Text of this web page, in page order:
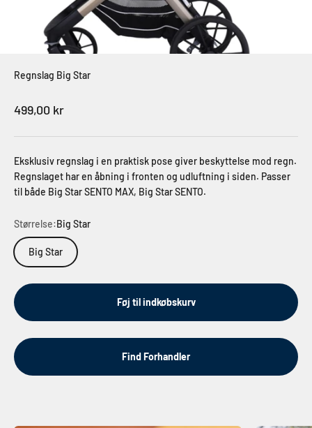
Regnslag Big Star
Salgspris
499,00 kr
Eksklusiv regnslag i en praktisk pose giver beskyttelse mod regn.
Regnslaget har en åbning i fronten og udluftning i siden. Passer
til både Big Star SENTO MAX, Big Star SENTO.
Størrelse:Big Star
Big Star
Føj til indkøbskurv
Find Forhandler